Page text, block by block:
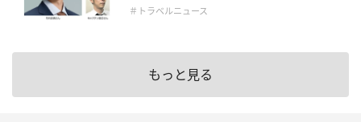
＃トラベルニュース
もっと見る